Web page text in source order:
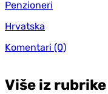
Penzioneri
Hrvatska
Komentari (0)
Više iz rubrike